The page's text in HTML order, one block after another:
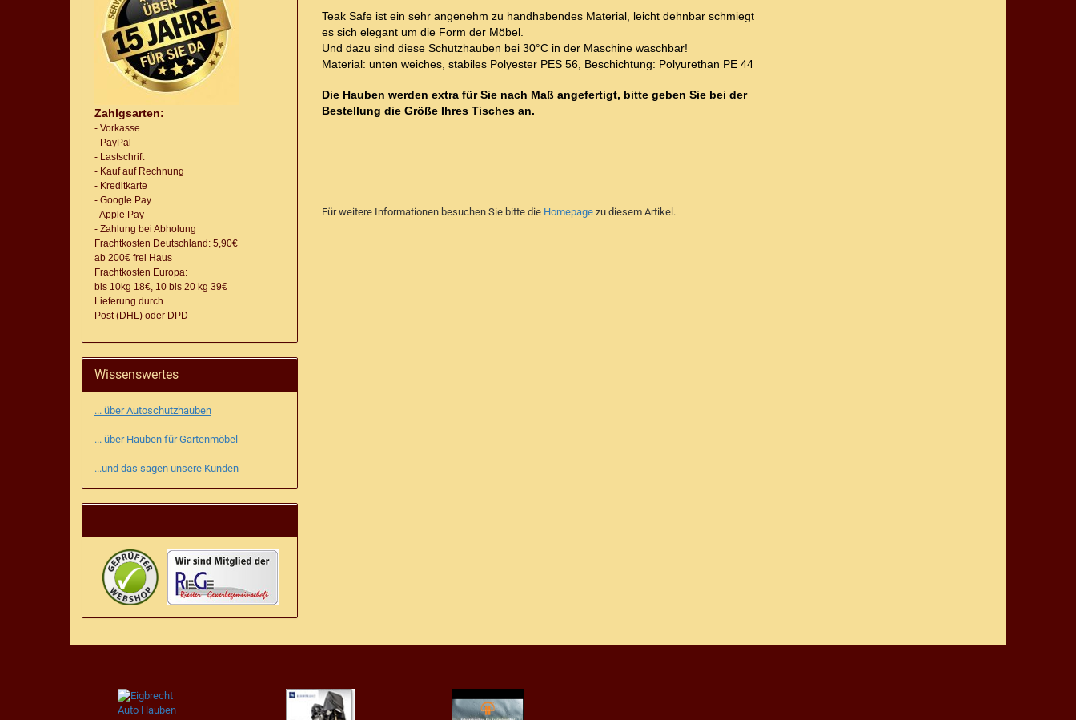
Teak Safe ist ein sehr angenehm zu handhabendes Material, leicht dehnbar schmiegt
es sich elegant um die Form der Möbel.
Und dazu sind diese Schutzhauben bei 30°C in der Maschine waschbar!
Material: unten weiches, stabiles Polyester PES 56, Beschichtung: Polyurethan PE 44
Die Hauben werden extra für Sie nach Maß angefertigt, bitte geben Sie bei der
Bestellung die Größe Ihres Tisches an.
Für weitere Informationen besuchen Sie bitte die Homepage zu diesem Artikel.
Zahlgsarten:
- Vorkasse
- PayPal
- Lastschrift
- Kauf auf Rechnung
- Kreditkarte
- Google Pay
- Apple Pay
- Zahlung bei Abholung
Frachtkosten Deutschland: 5,90€
ab 200€ frei Haus
Frachtkosten Europa:
bis 10kg 18€, 10 bis 20 kg 39€
Lieferung durch
Post (DHL) oder DPD
Wissenswertes
... über Autoschutzhauben
... über Hauben für Gartenmöbel
...und das sagen unsere Kunden